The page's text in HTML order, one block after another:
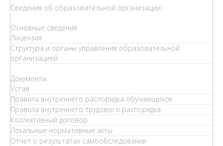
Сведения об образовательной организации
Основные сведения
Лицензия
Структура и органы управления образовательной
организацией
Документы
Устав
Правила внутреннего распорядка обучающихся
Правила внутреннего трудового распорядка
Коллективный договор
Локальные нормативные акты
Отчет о результатах самообследования